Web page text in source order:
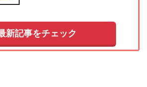
新記事をチェック